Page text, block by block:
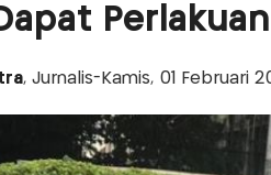
, Jurnalis-Kamis, 01 Februari